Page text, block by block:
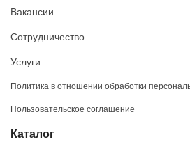
Вакансии
Сотрудничество
Услуги
Политика в отношении обработки
Пользовательское соглашение
Каталог